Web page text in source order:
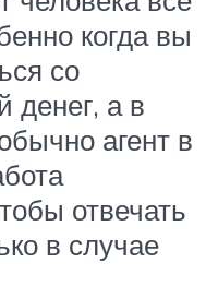
когда вы
со
денег, а в
агент в
отвечать
в случае